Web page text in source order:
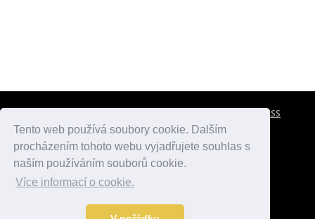
Tento web používá soubory cookie. Dalším
procházením tohoto webu vyjadřujete souhlas s
naším používáním souborů cookie.
Více informací o cookie.
RSS
atlaspamatek.info
Data o počasí jsou přebírána z